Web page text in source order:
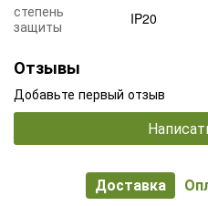
степень
защиты
IP20
Отзывы
Добавьте первый отзыв
Доставка